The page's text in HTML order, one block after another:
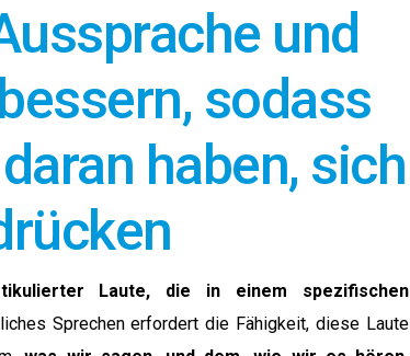
und
sodass
haben, sich
Laute, die in einem spezifischen
Sprechen erfordert die Fähigkeit, diese Laute